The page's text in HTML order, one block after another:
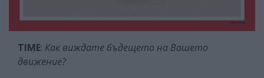
TIME: Как виждате бъдещето на Вашето
движение?